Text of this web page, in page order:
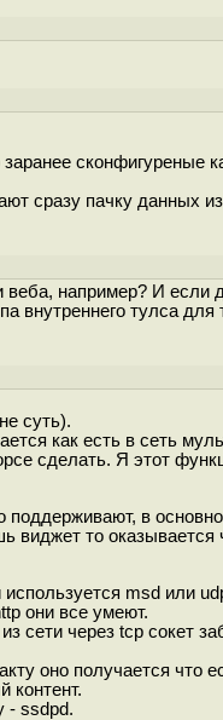
сконфигуреные
сразу пачку данных
веба, например? И если
внутреннего тулса для
суть).
как есть в сеть
сделать. Я этот
поддерживают, в
виджет то оказывается
msd или
они все умеют.
сети через tcp сокет
оно получается что
контент.
- ssdpd.